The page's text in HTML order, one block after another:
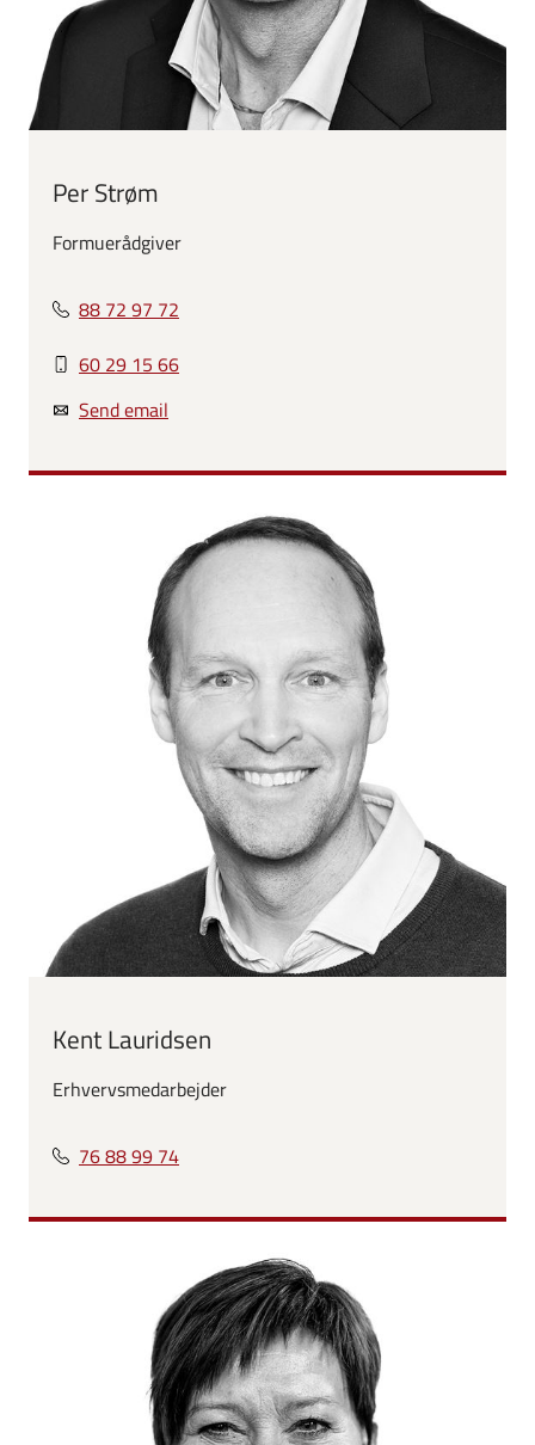
Per Strøm
Formuerådgiver
88 72 97 72
60 29 15 66
Send email
Kent Lauridsen
Erhvervsmedarbejder
76 88 99 74